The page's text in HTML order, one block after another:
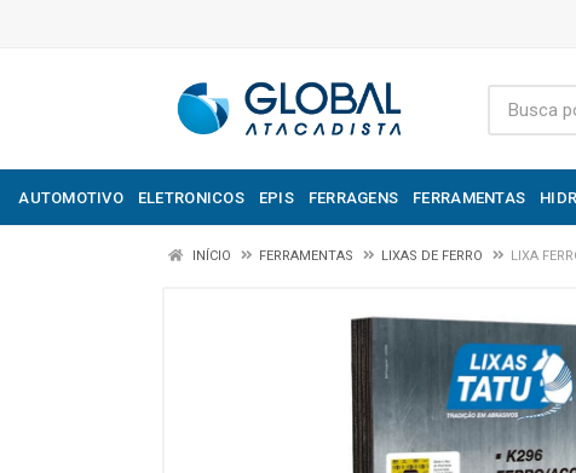
AUTOMOTIVO ELETRONICOS EPIS FERRAGENS FERRAMENTAS
INÍCIO FERRAMENTAS LIXAS DE FERRO LIXA